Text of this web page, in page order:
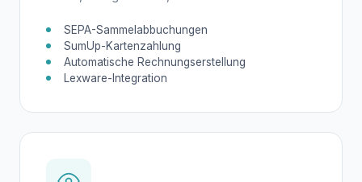
SEPA-Sammelabbuchungen
SumUp-Kartenzahlung
Automatische Rechnungserstellung
Lexware-Integration